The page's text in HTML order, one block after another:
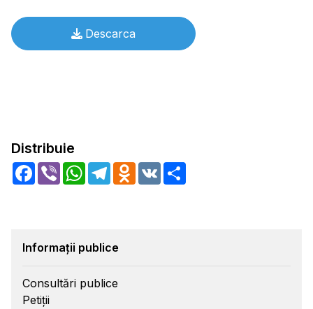
Descarca
Distribuie
Facebook
Viber WhatsApp
TelegramOdnoklassniki
VK
Informații publice
Consultări publice
Petiții